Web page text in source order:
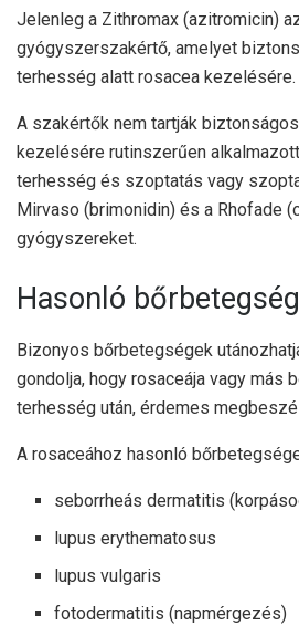
Jelenleg a Zithromax (azitromicin)
gyógyszerszakértő, amelyet
terhesség alatt rosacea kezelésére.
A szakértők nem tartják
kezelésére rutinszerűen
terhesség és szoptatás vagy
Mirvaso (brimonidin) és a Rhofade
gyógyszereket.
Hasonló
Bizonyos bőrbetegségek
gondolja, hogy rosaceája vagy más
terhesség után, érdemes
A rosaceához hasonló
seborrheás dermatitis
lupus erythematosus
lupus vulgaris
fotodermatitis (napmérgezés)